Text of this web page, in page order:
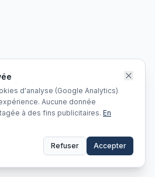
d'analyse (Google Analytics)
Aucune donnée
à des fins publicitaires. En
Refuser Accepter